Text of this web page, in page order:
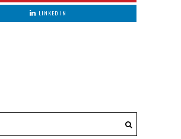
LINKED IN